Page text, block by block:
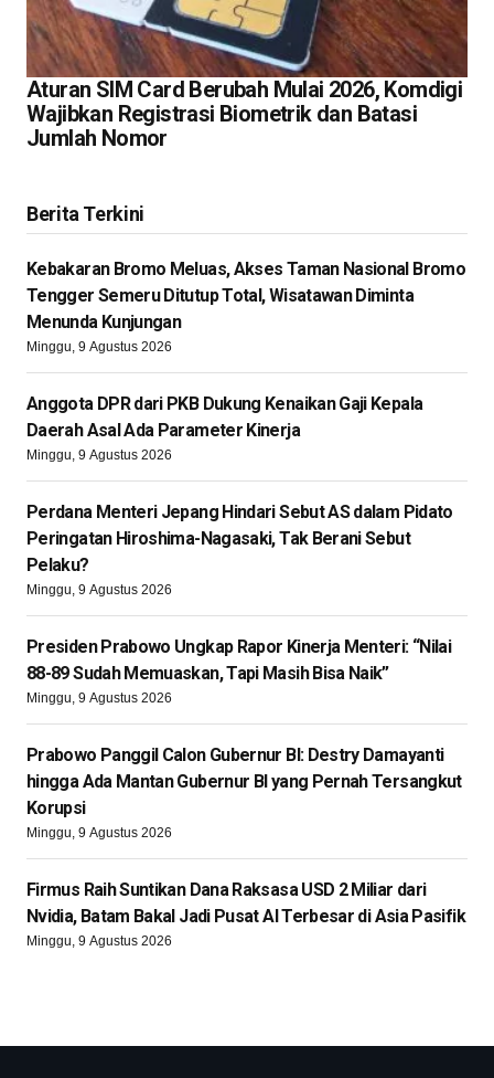
Aturan SIM Card Berubah Mulai 2026, Komdigi
Wajibkan Registrasi Biometrik dan Batasi
Jumlah Nomor
Berita Terkini
Kebakaran Bromo Meluas, Akses Taman Nasional Bromo
Tengger Semeru Ditutup Total, Wisatawan Diminta
Menunda Kunjungan
Minggu, 9 Agustus 2026
Anggota DPR dari PKB Dukung Kenaikan Gaji Kepala
Daerah Asal Ada Parameter Kinerja
Minggu, 9 Agustus 2026
Perdana Menteri Jepang Hindari Sebut AS dalam Pidato
Peringatan Hiroshima-Nagasaki, Tak Berani Sebut
Pelaku?
Minggu, 9 Agustus 2026
Presiden Prabowo Ungkap Rapor Kinerja Menteri: “Nilai
88-89 Sudah Memuaskan, Tapi Masih Bisa Naik”
Minggu, 9 Agustus 2026
Prabowo Panggil Calon Gubernur BI: Destry Damayanti
hingga Ada Mantan Gubernur BI yang Pernah Tersangkut
Korupsi
Minggu, 9 Agustus 2026
Firmus Raih Suntikan Dana Raksasa USD 2 Miliar dari
Nvidia, Batam Bakal Jadi Pusat AI Terbesar di Asia Pasifik
Minggu, 9 Agustus 2026